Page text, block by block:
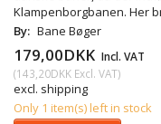
Klampenborgbanen. Her
By: Bane Bøger
179,00DKK Incl. VAT
(143,20DKK Excl. VAT)
excl. shipping
Only 1 item(s) left in stock